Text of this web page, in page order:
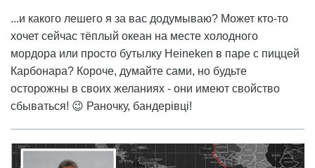
...и какого лешего я за вас додумываю? Может кто-то
хочет сейчас тёплый океан на месте холодного
мордора или просто бутылку Heineken в паре с пиццей
Карбонара? Короче, думайте сами, но будьте
осторожны в своих желаниях - они имеют свойство
сбываться! 😉 Раночку, бандерівці!